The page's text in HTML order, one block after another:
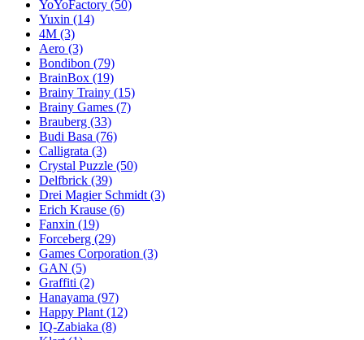
YoYoFactory (50)
Yuxin (14)
4M (3)
Aero (3)
Bondibon (79)
BrainBox (19)
Brainy Trainy (15)
Brainy Games (7)
Brauberg (33)
Budi Basa (76)
Calligrata (3)
Crystal Puzzle (50)
Delfbrick (39)
Drei Magier Schmidt (3)
Erich Krause (6)
Fanxin (19)
Forceberg (29)
Games Corporation (3)
GAN (5)
Graffiti (2)
Hanayama (97)
Happy Plant (12)
IQ-Zabiaka (8)